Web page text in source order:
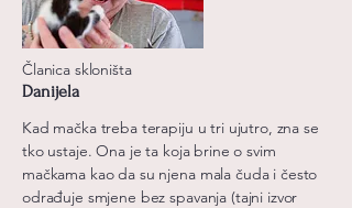
Članica skloništa
Danijela
Kad mačka treba terapiju u tri ujutro, zna se
tko ustaje. Ona je ta koja brine o svim
mačkama kao da su njena mala čuda i često
odrađuje smjene bez spavanja (tajni izvor